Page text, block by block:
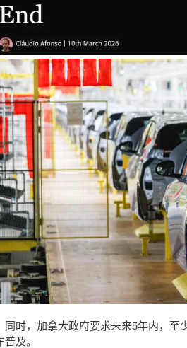
同时，加拿大政府要求未来5年内，至
普及。